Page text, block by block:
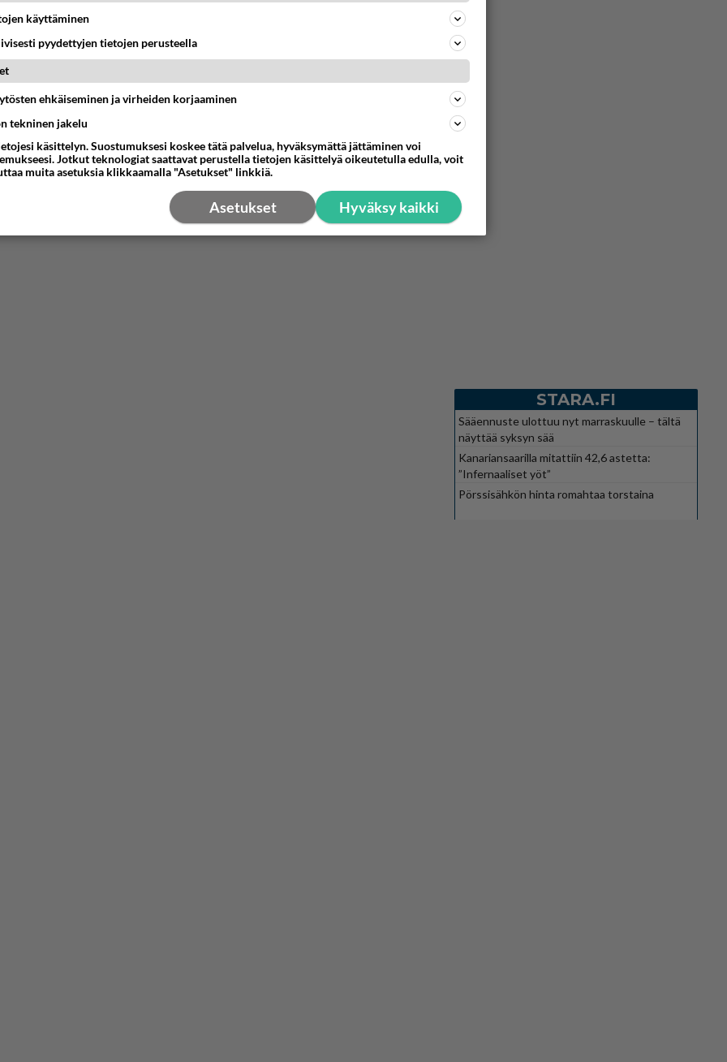
Huumerikos. Yleisesti uskotaan, että se seikka, että eräs KiPan pelaaja kärähtää huumeista, on vain jäävuoren huippu. M
610
Maailman menoa
kaivannut kaivattuasi ja
592
STARA.FI
Sääennuste ulottuu nyt marraskuulle – tältä
näyttää syksyn sää
Kanariansaarilla mitattiin 42,6 astetta:
”Infernaaliset yöt”
Pörssisähkön hinta romahtaa torstaina
käyttäminen
pyydettyjen tietojen perusteella
ehkäiseminen ja virheiden korjaaminen
tekninen jakelu
käsittelyn. Suostumuksesi koskee tätä palvelua, hyväksymättä jättäminen voi
Jotkut teknologiat saattavat perustella tietojen käsittelyä oikeutetulla edulla, voit
muita asetuksia klikkaamalla "Asetukset" linkkiä.
Hyväksy kaikki
Asetukset